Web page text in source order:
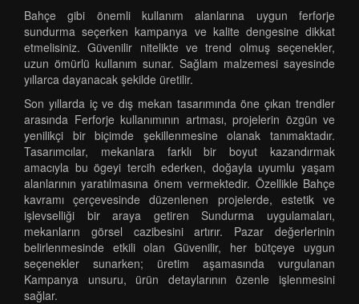
Bahçe gibi önemli kullanım alanlarına uygun ferforje
sundurma seçerken kampanya ve kalite dengesine dikkat
etmelisiniz. Güvenilir nitelikte ve trend olmuş seçenekler,
uzun ömürlü kullanım sunar. Sağlam malzemesi sayesinde
yıllarca dayanacak şekilde üretilir.
Son yıllarda iç ve dış mekan tasarımında öne çıkan trendler
arasında Ferforje kullanımının artması, projelerin özgün ve
yenilikçi bir biçimde şekillenmesine olanak tanımaktadır.
Tasarımcılar, mekanlara farklı bir boyut kazandırmak
amacıyla bu ögeyi tercih ederken, doğayla uyumlu yaşam
alanlarının yaratılmasına önem vermektedir. Özellikle Bahçe
kavramı çerçevesinde düzenlenen projelerde, estetik ve
işlevselliği bir araya getiren Sundurma uygulamaları,
mekanların görsel cazibesini artırır. Pazar değerlerinin
belirlenmesinde etkili olan Güvenilir, her bütçeye uygun
seçenekler sunarken; üretim aşamasında vurgulanan
Kampanya unsuru, ürün detaylarının özenle işlenmesini
sağlar.